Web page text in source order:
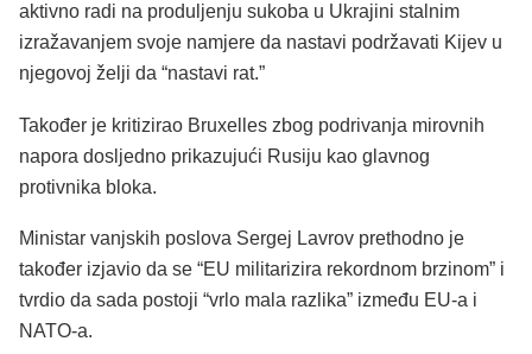
aktivno radi na produljenju sukoba u Ukrajini stalnim
izražavanjem svoje namjere da nastavi podržavati Kijev u
njegovoj želji da “nastavi rat.”
Također je kritizirao Bruxelles zbog podrivanja mirovnih
napora dosljedno prikazujući Rusiju kao glavnog
protivnika bloka.
Ministar vanjskih poslova Sergej Lavrov prethodno je
također izjavio da se “EU militarizira rekordnom brzinom” i
tvrdio da sada postoji “vrlo mala razlika” između EU-a i
NATO-a.